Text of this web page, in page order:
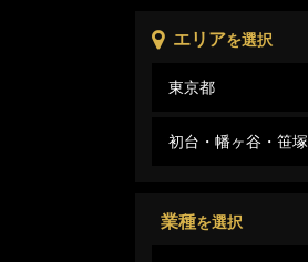
エリアを選択
東京都
初台・幡ヶ谷・笹塚
業種を選択